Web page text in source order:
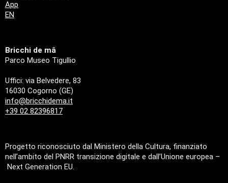
App
EN
Bricchi de mâ
Parco Museo Tigullio
Uffici: via Belvedere, 83
16030 Cogorno (GE)
info@bricchidema.it
+39 02 82396817
Progetto riconosciuto dal Ministero della Cultura, finanziato
nell’ambito del PNRR transizione digitale e dall’Unione europea –
Next Generation EU.